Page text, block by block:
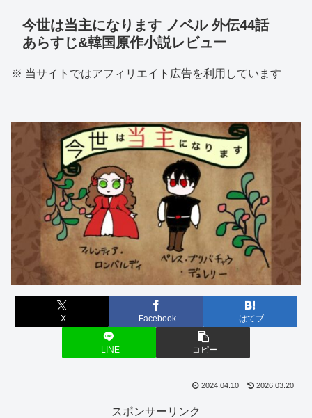
今世は当主になります ノベル 外伝44話
あらすじ&韓国原作小説レビュー
※ 当サイトではアフィリエイト広告を利用しています
X Facebook はてブ
LINE コピー
2024.04.10 2026.03.20
スポンサーリンク